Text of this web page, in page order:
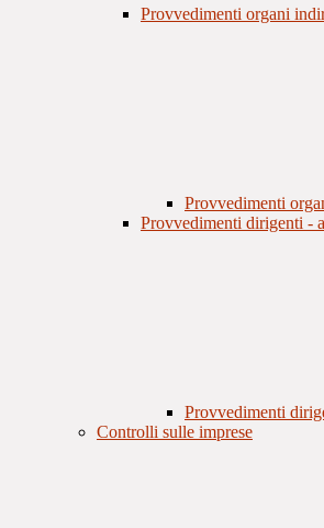
Provvedimenti organi
Provvedimenti
Provvedimenti dirigenti -
Provvedimenti
Controlli sulle imprese